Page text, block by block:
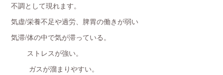
不調として現れます。
気虚/栄養不足や過労、脾胃の働きが弱い
気滞/体の中で気が滞っている。
ストレスが強い。
ガスが溜まりやすい。